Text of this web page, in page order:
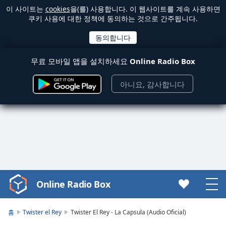
이 사이트는 cookies을(를) 사용합니다. 이 웹사이트를 계속 사용하면
쿠키 사용에 대한 정책에 동의하는 것으로 간주됩니다.
무료 모바일 앱을 설치하세요 Online Radio Box
아니요, 감사합니다
Video
Player
Online Radio Box
홈 Twister el Rey Twister El Rey - La Capsula (Audio Oficial)